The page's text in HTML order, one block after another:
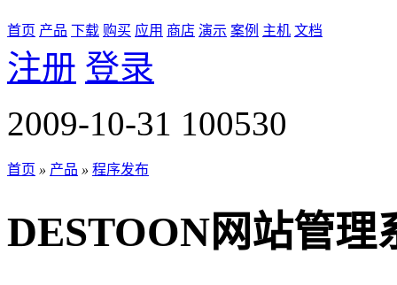
首页 产品 下载 购买 应用 商店 演示 案例 主机 文档
注册 登录
2009-10-31 100530
首页 » 产品 » 程序发布
DESTOON网站管理